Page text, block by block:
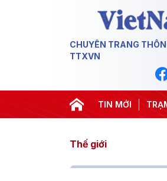
CHUYÊN TRANG
TTXVN
TIN MỚI
dịch 500 ngày đêm #Chống
Thế giới